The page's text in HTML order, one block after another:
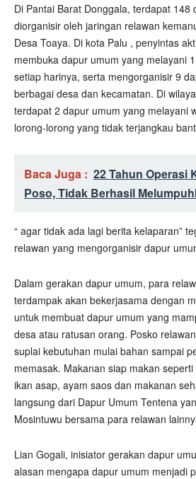
Di Pantai Barat Donggala, terdapat 148
diorganisir oleh jaringan relawan
Desa Toaya. Di kota Palu , penyintas
membuka dapur umum yang melayani
setiap harinya, serta mengorganisir 9
berbagai desa dan kecamatan. Di
terdapat 2 dapur umum yang melayani
lorong-lorong yang tidak terjangkau
Baca Juga : 22 Tahun Operasi
Poso, Tidak Berhasil
“ agar tidak ada lagi berita kelaparan”
relawan yang mengorganisir dapur
Dalam gerakan dapur umum, para
terdampak akan bekerjasama dengan
untuk membuat dapur umum yang
desa atau ratusan orang. Posko
suplai kebutuhan mulai bahan sampai
memasak. Makanan siap makan
ikan asap, ayam saos dan makanan
langsung dari Dapur Umum Tentena
Mosintuwu bersama para relawan
Lian Gogali, inisiator gerakan dapur
alasan mengapa dapur umum menjadi